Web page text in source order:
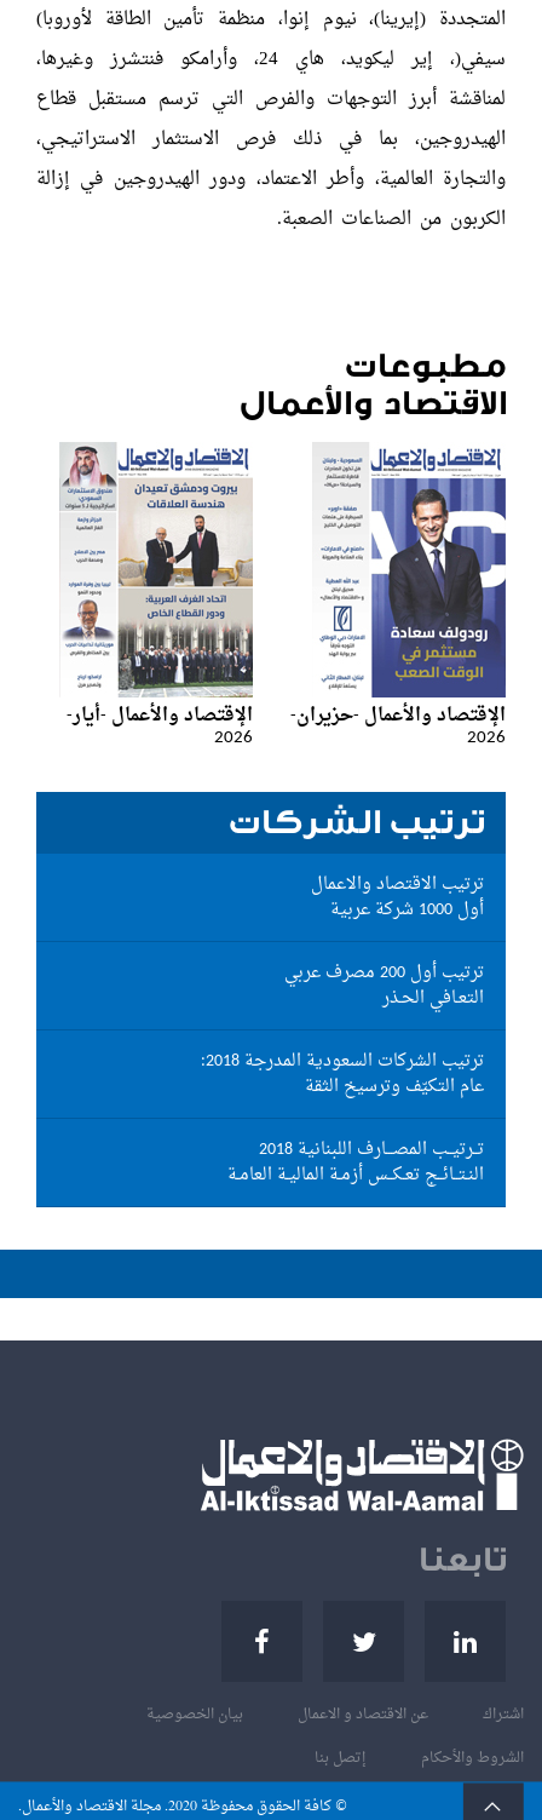
المتجددة (إيرينا)، نيوم إنوا، منظمة تأمين الطاقة لأوروبا)
سيفي(، إير ليكويد، هاي 24، وأرامكو فنتشرز وغيرها،
لمناقشة أبرز التوجهات والفرص التي ترسم مستقبل قطاع
الهيدروجين، بما في ذلك فرص الاستثمار الاستراتيجي،
والتجارة العالمية، وأطر الاعتماد، ودور الهيدروجين في إزالة
الكربون من الصناعات الصعبة.
مطبوعات
الاقتصاد والأعمال
الإقتصاد والأعمال -حزيران-
2026
الإقتصاد والأعمال -أيار-
2026
ترتيب الشركات
ترتيب الاقتصاد والاعمال
أول 1000 شركة عربية
ترتيب أول 200 مصرف عربي
التعـافي الحـذر
ترتيب الشركات السعودية المدرجة 2018:
عام التكيّف وترسيخ الثقة
تــرتيــب المصـــارف اللبنانية 2018
النـتــائــج تعـكــس أزمـة الماليـة العامـة
تابعنا
اشتراك عن الاقتصاد و الاعمال
بيان الخصوصية
الشروط والأحكام
إتصل بنا
© كافة الحقوق محفوظة 2020. مجلة الاقتصاد والأعمال.